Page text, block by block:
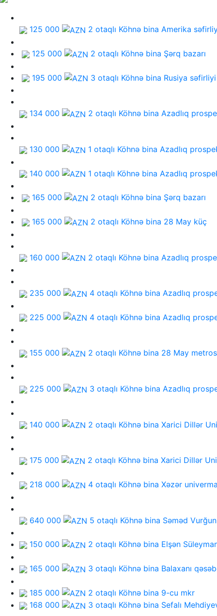
125 000 2 otaqlı Köhnə bina Amerika
125 000 2 otaqlı Köhnə bina Şərq bazarı
195 000 3 otaqlı Köhnə bina Rusiya səfirliyi
134 000 2 otaqlı Köhnə bina Azadlıq
130 000 1 otaqlı Köhnə bina Azadlıq
140 000 1 otaqlı Köhnə bina Azadlıq
165 000 2 otaqlı Köhnə bina Şərq bazarı
165 000 2 otaqlı Köhnə bina 28 May küç
160 000 2 otaqlı Köhnə bina Azadlıq
235 000 4 otaqlı Köhnə bina Azadlıq
225 000 4 otaqlı Köhnə bina Azadlıq
155 000 2 otaqlı Köhnə bina 28 May
225 000 3 otaqlı Köhnə bina Azadlıq
140 000 2 otaqlı Köhnə bina Xarici Dillər
175 000 2 otaqlı Köhnə bina Xarici Dillər
218 000 4 otaqlı Köhnə bina Xəzər
640 000 5 otaqlı Köhnə bina Səməd
150 000 2 otaqlı Köhnə bina Elşən
165 000 3 otaqlı Köhnə bina Balaxanı
185 000 2 otaqlı Köhnə bina 9-cu mkr
168 000
3 otaqlı Köhnə bina Sefalı